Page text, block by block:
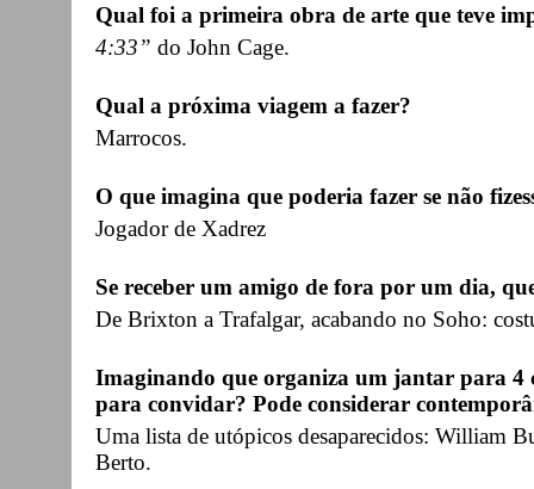
Qual foi a primeira obra de arte que teve
4:33” do John Cage.
Qual a próxima viagem a fazer?
Marrocos.
O que imagina que poderia fazer se não
Jogador de Xadrez
Se receber um amigo de fora por um dia,
De Brixton a Trafalgar, acabando no Soho:
Imaginando que organiza um jantar para 4
para convidar? Pode considerar
Uma lista de utópicos desaparecidos: William
Berto.